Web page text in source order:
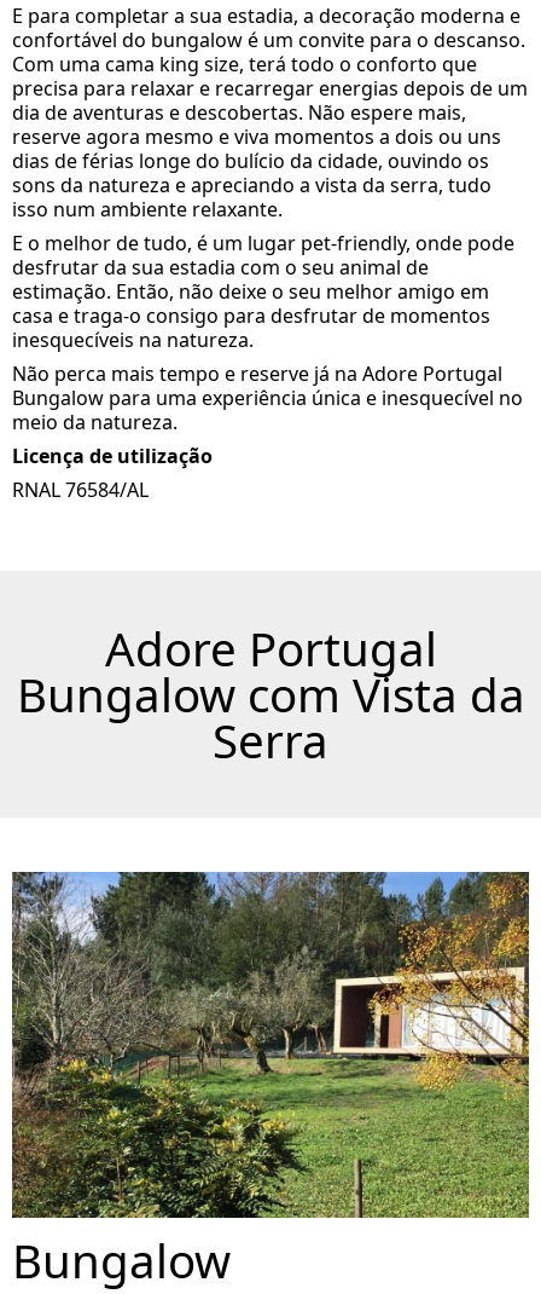
E para completar a sua estadia, a decoração moderna e
confortável do bungalow é um convite para o descanso.
Com uma cama king size, terá todo o conforto que
precisa para relaxar e recarregar energias depois de um
dia de aventuras e descobertas. Não espere mais,
reserve agora mesmo e viva momentos a dois ou uns
dias de férias longe do bulício da cidade, ouvindo os
sons da natureza e apreciando a vista da serra, tudo
isso num ambiente relaxante.
E o melhor de tudo, é um lugar pet-friendly, onde pode
desfrutar da sua estadia com o seu animal de
estimação. Então, não deixe o seu melhor amigo em
casa e traga-o consigo para desfrutar de momentos
inesquecíveis na natureza.
Não perca mais tempo e reserve já na Adore Portugal
Bungalow para uma experiência única e inesquecível no
meio da natureza.
Licença de utilização
RNAL 76584/AL
Adore Portugal
Bungalow com Vista da
Serra
Bungalow